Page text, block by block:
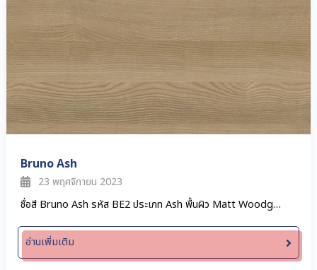
Bruno Ash
23 พฤศจิกายน 2023
ชื่อสี Bruno Ash รหัส BE2 ประเภท Ash พื้นผิว Matt Woodg…
อ่านเพิ่มเติม